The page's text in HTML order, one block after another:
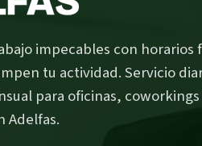
impecables con horarios
tu actividad. Servicio
para oficinas,
Adelfas.